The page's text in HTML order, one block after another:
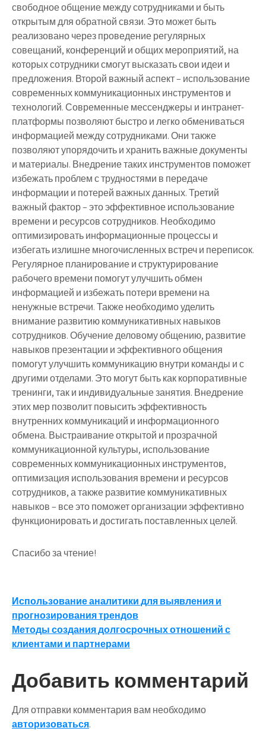
свободное общение между сотрудниками и быть
открытым для обратной связи. Это может быть
реализовано через проведение регулярных
совещаний, конференций и общих мероприятий, на
которых сотрудники смогут высказать свои идеи и
предложения. Второй важный аспект – использование
современных коммуникационных инструментов и
технологий. Современные мессенджеры и интранет-
платформы позволяют быстро и легко обмениваться
информацией между сотрудниками. Они также
позволяют упорядочить и хранить важные документы
и материалы. Внедрение таких инструментов поможет
избежать проблем с трудностями в передаче
информации и потерей важных данных. Третий
важный фактор – это эффективное использование
времени и ресурсов сотрудников. Необходимо
оптимизировать информационные процессы и
избегать излишне многочисленных встреч и переписок.
Регулярное планирование и структурирование
рабочего времени помогут улучшить обмен
информацией и избежать потери времени на
ненужные встречи. Также необходимо уделить
внимание развитию коммуникативных навыков
сотрудников. Обучение деловому общению, развитие
навыков презентации и эффективного общения
помогут улучшить коммуникацию внутри команды и с
другими отделами. Это могут быть как корпоративные
тренинги, так и индивидуальные занятия. Внедрение
этих мер позволит повысить эффективность
внутренних коммуникаций и информационного
обмена. Выстраивание открытой и прозрачной
коммуникационной культуры, использование
современных коммуникационных инструментов,
оптимизация использования времени и ресурсов
сотрудников, а также развитие коммуникативных
навыков – все это поможет организации эффективно
функционировать и достигать поставленных целей.
Спасибо за чтение!
Навигация
по
записям
Использование аналитики для выявления и
прогнозирования трендов
Методы создания долгосрочных отношений с
клиентами и партнерами
Добавить комментарий
Для отправки комментария вам необходимо
авторизоваться.